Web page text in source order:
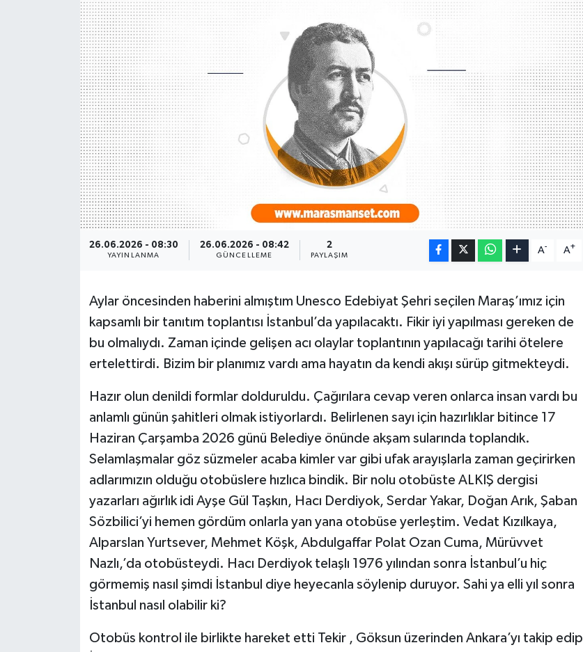
26.06.2026 - 08:30
YAYINLANMA
26.06.2026 - 08:42
GÜNCELLEME
2
PAYLAŞIM
A- A+
Aylar öncesinden haberini almıştım Unesco Edebiyat Şehri seçilen Maraş’ımız için
kapsamlı bir tanıtım toplantısı İstanbul’da yapılacaktı. Fikir iyi yapılması gereken de
bu olmalıydı. Zaman içinde gelişen acı olaylar toplantının yapılacağı tarihi ötelere
ertelettirdi. Bizim bir planımız vardı ama hayatın da kendi akışı sürüp gitmekteydi.
Hazır olun denildi formlar dolduruldu. Çağırılara cevap veren onlarca insan vardı bu
anlamlı günün şahitleri olmak istiyorlardı. Belirlenen sayı için hazırlıklar bitince 17
Haziran Çarşamba 2026 günü Belediye önünde akşam sularında toplandık.
Selamlaşmalar göz süzmeler acaba kimler var gibi ufak arayışlarla zaman geçirirken
adlarımızın olduğu otobüslere hızlıca bindik. Bir nolu otobüste ALKIŞ dergisi
yazarları ağırlık idi Ayşe Gül Taşkın, Hacı Derdiyok, Serdar Yakar, Doğan Arık, Şaban
Sözbilici’yi hemen gördüm onlarla yan yana otobüse yerleştim. Vedat Kızılkaya,
Alparslan Yurtsever, Mehmet Köşk, Abdulgaffar Polat Ozan Cuma, Mürüvvet
Nazlı,’da otobüsteydi. Hacı Derdiyok telaşlı 1976 yılından sonra İstanbul’u hiç
görmemiş nasıl şimdi İstanbul diye heyecanla söylenip duruyor. Sahi ya elli yıl sonra
İstanbul nasıl olabilir ki?
Otobüs kontrol ile birlikte hareket etti Tekir , Göksun üzerinden Ankara’yı takip edip